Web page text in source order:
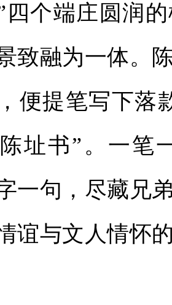
四个端庄圆润
致融为一体。
便提笔写下落
址书”。一笔
一句，尽藏兄
谊与文人情怀